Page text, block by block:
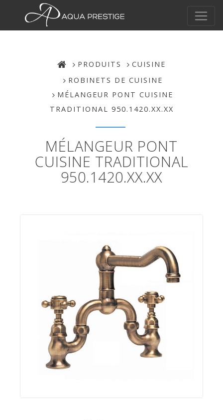
PRODUITS
CUISINE
ROBINETS DE CUISINE
MÉLANGEUR PONT CUISINE
TRADITIONAL 950.1420.XX.XX
MÉLANGEUR PONT
CUISINE TRADITIONAL
950.1420.XX.XX